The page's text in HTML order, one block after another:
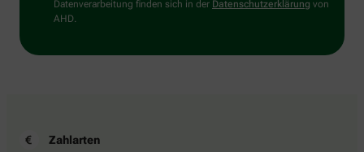
Datenverarbeitung finden sich in der Datenschutzerklärung von
AHD.
Zahlarten